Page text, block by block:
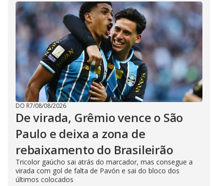
DO R7/08/08/2026
De virada, Grêmio vence o São
Paulo e deixa a zona de
rebaixamento do Brasileirão
Tricolor gaúcho sai atrás do marcador, mas consegue a
virada com gol de falta de Pavón e sai do bloco dos
últimos colocados